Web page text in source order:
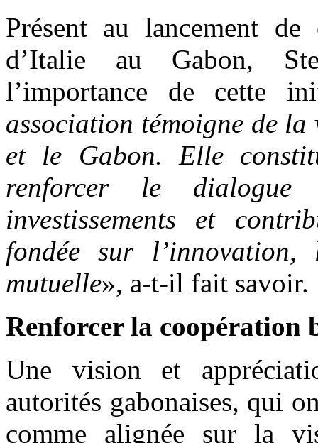
Présent au lancement de
d’Italie au Gabon,
l’importance de cette
association témoigne de
et le Gabon. Elle
renforcer le dialogue
investissements et
fondée sur
mutuelle», a-t-il fait savoir.
Renforcer la coopération
Une vision et
autorités gabonaises, qui
comme alignée sur la